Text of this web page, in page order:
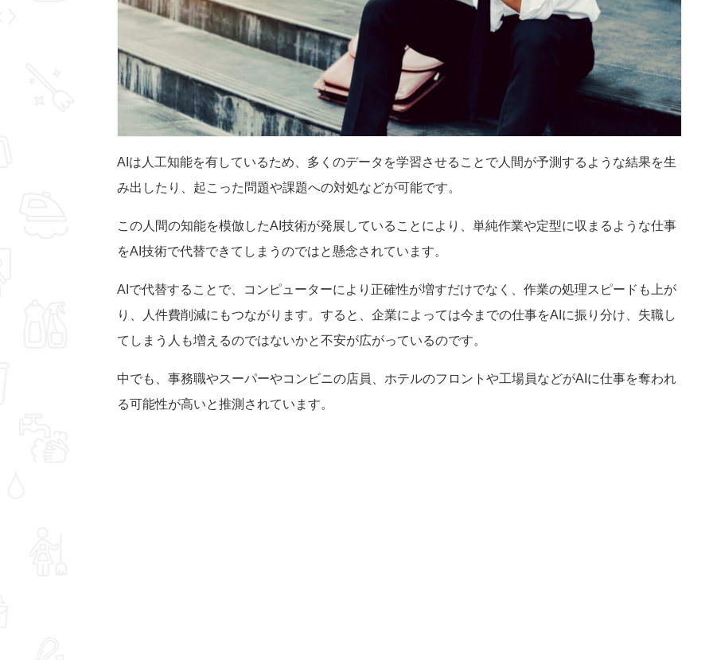
AIは人工知能を有しているため、多くのデータを学習させることで人間が予測するような結果を生
み出したり、起こった問題や課題への対処などが可能です。
この人間の知能を模倣したAI技術が発展していることにより、単純作業や定型に収まるような仕事
をAI技術で代替できてしまうのではと懸念されています。
AIで代替することで、コンピューターにより正確性が増すだけでなく、作業の処理スピードも上が
り、人件費削減にもつながります。すると、企業によっては今までの仕事をAIに振り分け、失職し
てしまう人も増えるのではないかと不安が広がっているのです。
中でも、事務職やスーパーやコンビニの店員、ホテルのフロントや工場員などがAIに仕事を奪われ
る可能性が高いと推測されています。